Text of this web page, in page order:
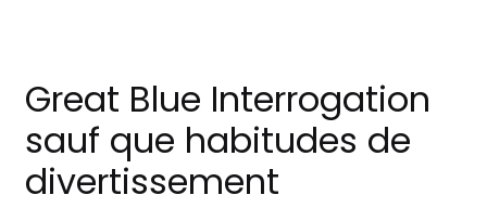
Great Blue Interrogation
sauf que habitudes de
divertissement